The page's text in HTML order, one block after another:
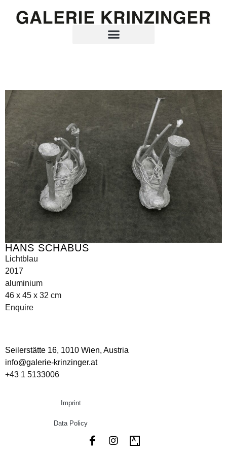
HANS SCHABUS
Lichtblau
2017
aluminium
46 x 45 x 32 cm
Enquire
Seilerstätte 16, 1010 Wien, Austria
info@galerie-krinzinger.at
+43 1 5133006
Imprint
Data Policy